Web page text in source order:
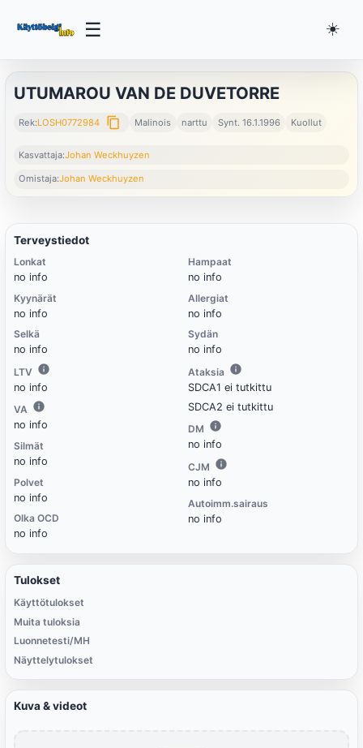
☰ ☀️
UTUMAROU VAN DE DUVETORRE
Rek:LOSH0772984 content_copy Malinois narttu Synt. 16.1.1996 Kuollut
Kasvattaja:Johan Weckhuyzen
Omistaja:Johan Weckhuyzen
Terveystiedot
Lonkat
no info
Kyynärät
no info
Selkä
no info
LTV
no info
VA
no info
Silmät
no info
Polvet
no info
Olka OCD
no info
Hampaat
no info
Allergiat
no info
Sydän
no info
Ataksia
SDCA1 ei tutkittu
SDCA2 ei tutkittu
DM
no info
CJM
no info
Autoimm.sairaus
no info
Tulokset
Käyttötulokset
Muita tuloksia
Luonnetesti/MH
Näyttelytulokset
Kuva & videot